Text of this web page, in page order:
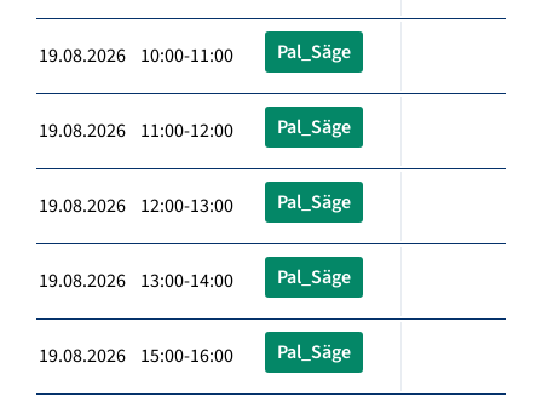
19.08.2026 10:00-11:00 Pal_Säge
19.08.2026 11:00-12:00 Pal_Säge
19.08.2026 12:00-13:00 Pal_Säge
19.08.2026 13:00-14:00 Pal_Säge
19.08.2026 15:00-16:00 Pal_Säge